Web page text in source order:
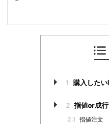
1 購入した
2 指値or成
2.1 指値注文